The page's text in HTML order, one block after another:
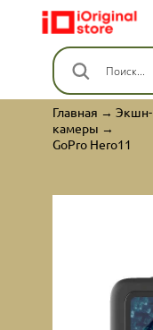
Главная → Экшн-
камеры →
GoPro Hero11